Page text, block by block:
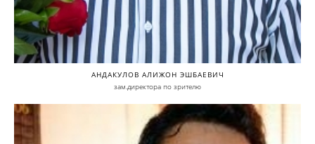
АНДАКУЛОВ АЛИЖОН ЭШБАЕВИЧ
зам.директора по зрителю